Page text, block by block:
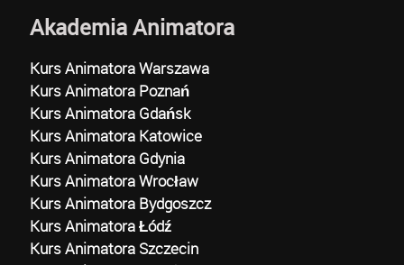
Akademia Animatora
Kurs Animatora Warszawa
Kurs Animatora Poznań
Kurs Animatora Gdańsk
Kurs Animatora Katowice
Kurs Animatora Gdynia
Kurs Animatora Wrocław
Kurs Animatora Bydgoszcz
Kurs Animatora Łódź
Kurs Animatora Szczecin